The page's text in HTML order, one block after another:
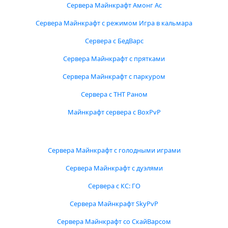
Сервера Майнкрафт Амонг Ас
Сервера Майнкрафт с режимом Игра в кальмара
Сервера с БедВарс
Сервера Майнкрафт с прятками
Сервера Майнкрафт с паркуром
Сервера с ТНТ Раном
Майнкрафт сервера с BoxPvP
Сервера Майнкрафт с голодными играми
Сервера Майнкрафт с дуэлями
Сервера с КС: ГО
Сервера Майнкрафт SkyPvP
Сервера Майнкрафт со СкайВарсом